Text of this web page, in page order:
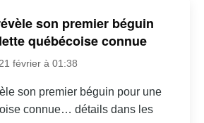
son premier béguin
québécoise connue
février à 01:38
son premier béguin pour une
connue… détails dans les